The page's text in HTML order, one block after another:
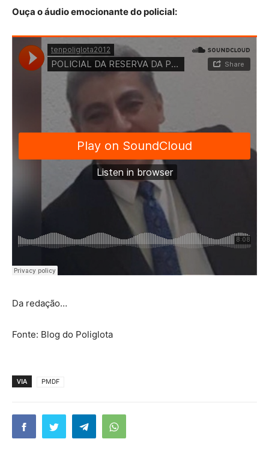
Ouça o áudio emocionante do policial:
Da redação…
Fonte: Blog do Poliglota
VIA PMDF